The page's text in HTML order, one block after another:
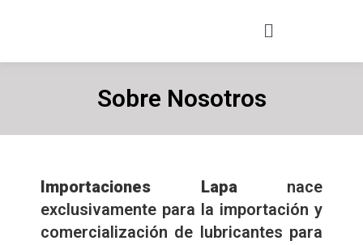
Sobre Nosotros
Importaciones Lapanace
exclusivamente para la importación y
comercialización de lubricantes para